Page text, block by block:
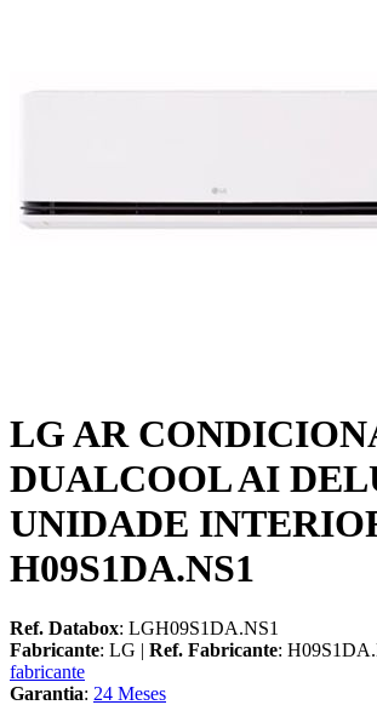
LG AR
DUALCOOL AI
UNIDADE
H09S1DA.NS1
Ref. Databox: LGH09S1DA.NS1
Fabricante: LG | Ref. Fabricante:
fabricante
Garantia: 24 Meses